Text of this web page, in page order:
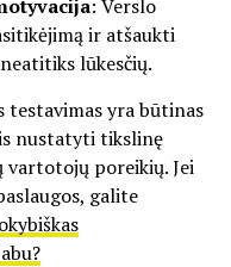
: Verslo
ir atšaukti
lūkesčių.
testavimas yra būtinas
nustatyti tikslinę
poreikių. Jei
galite